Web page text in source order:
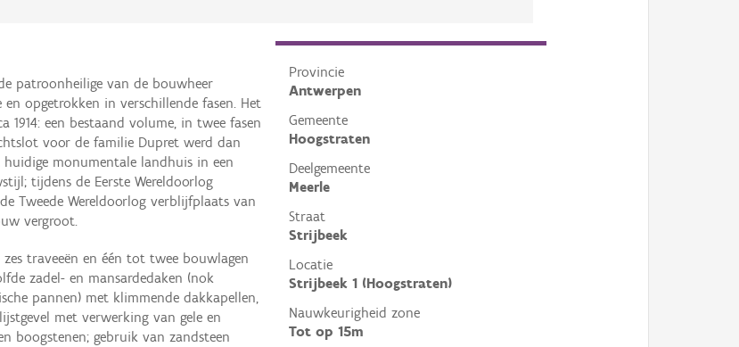
Provincie
Antwerpen
Gemeente
Hoogstraten
Deelgemeente
Meerle
Straat
Strijbeek
Locatie
Strijbeek 1 (Hoogstraten)
Nauwkeurigheid zone
Tot op 15m
patroonheilige van de bouwheer
opgetrokken in verschillende fasen. Het
een bestaand volume, in twee fasen
voor de familie Dupret werd dan
monumentale landhuis in een
tijdens de Eerste Wereldoorlog
Tweede Wereldoorlog verblijfplaats van
vergroot.
traveeën en één tot twee bouwlagen
zadel- en mansardedaken (nok
pannen) met klimmende dakkapellen,
met verwerking van gele en
boogstenen; gebruik van zandsteen